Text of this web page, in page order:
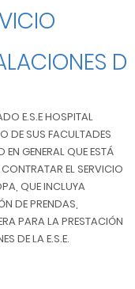
D
E.S.E HOSPITAL
DE SUS FACULTADES
GENERAL QUE ESTÁ
EL SERVICIO
QUE INCLUYA
DE PRENDAS,
PARA LA PRESTACIÓN
DE LA E.S.E.